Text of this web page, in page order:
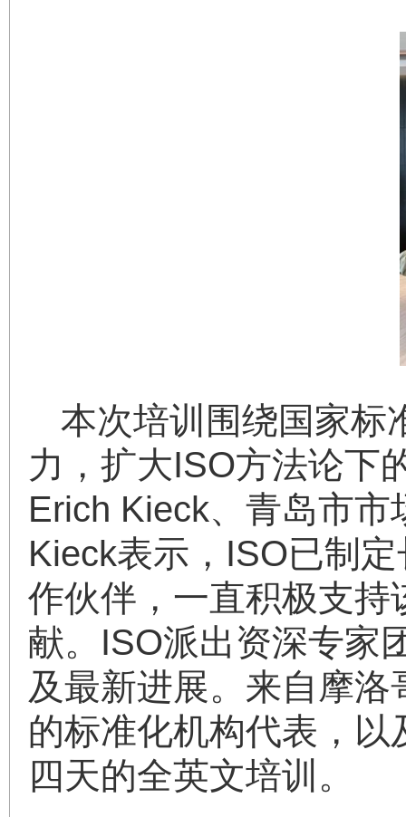
本次培训围绕国家标
力，扩大ISO方法论下
Erich Kieck、青岛市
Kieck表示，ISO已制
作伙伴，一直积极支
献。ISO派出资深专家
及最新进展。来自摩
的标准化机构代表，
四天的全英文培训。